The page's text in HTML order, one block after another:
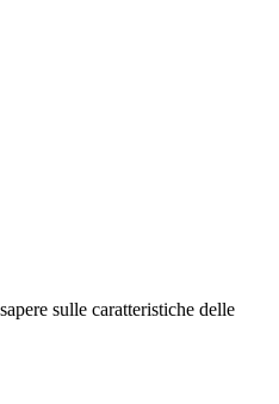
sulle caratteristiche delle